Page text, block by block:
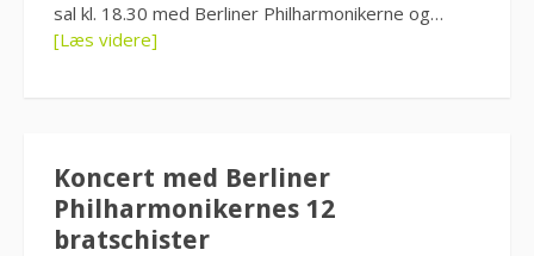
sal kl. 18.30 med Berliner Philharmonikerne og…
[Læs videre]
Koncert med Berliner
Philharmonikernes 12
bratschister